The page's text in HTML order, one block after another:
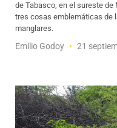
de Tabasco, en el sureste de
tres cosas emblemáticas de
manglares.
Emilio Godoy 21